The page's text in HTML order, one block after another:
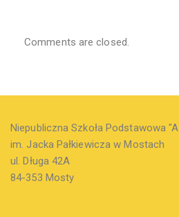
Comments are closed.
Niepubliczna Szkoła Podstawowa
im. Jacka Pałkiewicza w Mostach
ul. Długa 42A
84-353 Mosty